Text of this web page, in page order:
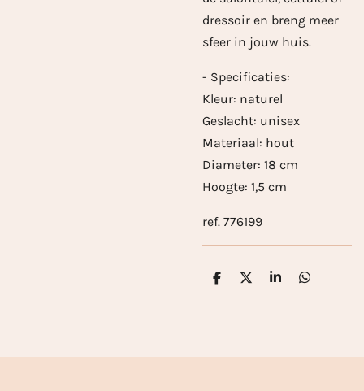
dressoir en breng meer
sfeer in jouw huis.
- Specificaties:
Kleur: naturel
Geslacht: unisex
Materiaal: hout
Diameter: 18 cm
Hoogte: 1,5 cm
ref. 776199
D
D
S
D